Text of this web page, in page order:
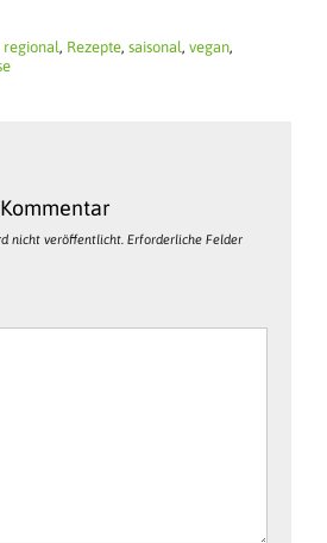
regional, Rezepte, saisonal, vegan,
nicht veröffentlicht. Erforderliche Felder